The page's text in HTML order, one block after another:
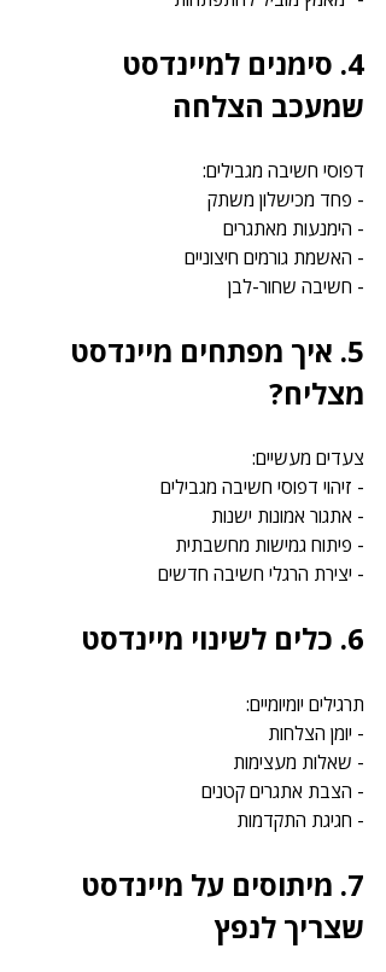
4. סימנים למיינדסט
שמעכב הצלחה
דפוסי חשיבה מגבילים:
- פחד מכישלון משתק
- הימנעות מאתגרים
- האשמת גורמים חיצוניים
- חשיבה שחור-לבן
5. איך מפתחים מיינדסט
מצליח?
צעדים מעשיים:
- זיהוי דפוסי חשיבה מגבילים
- אתגור אמונות ישנות
- פיתוח גמישות מחשבתית
- יצירת הרגלי חשיבה חדשים
6. כלים לשינוי מיינדסט
תרגילים יומיומיים:
- יומן הצלחות
- שאלות מעצימות
- הצבת אתגרים קטנים
- חגיגת התקדמות
7. מיתוסים על מיינדסט
שצריך לנפץ